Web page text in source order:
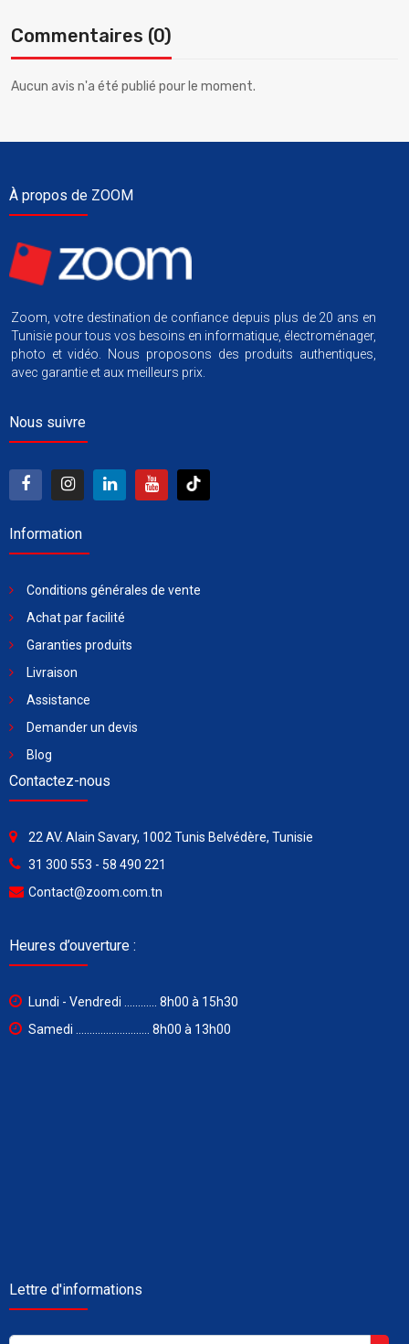
Commentaires (0)
Aucun avis n'a été publié pour le moment.
À propos de ZOOM
Zoom, votre destination de confiance depuis plus de 20 ans en
Tunisie pour tous vos besoins en informatique, électroménager,
photo et vidéo. Nous proposons des produits authentiques,
avec garantie et aux meilleurs prix.
Nous suivre
Information
Conditions générales de vente
Achat par facilité
Garanties produits
Livraison
Assistance
Demander un devis
Blog
Contactez-nous
22 AV. Alain Savary, 1002 Tunis Belvédère, Tunisie
31 300 553 - 58 490 221
Contact@zoom.com.tn
Heures d’ouverture :
Lundi - Vendredi ............ 8h00 à 15h30
Samedi ........................... 8h00 à 13h00
Lettre d'informations